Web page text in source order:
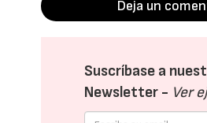
Deja un
Suscríbase a
Newsletter - Ver